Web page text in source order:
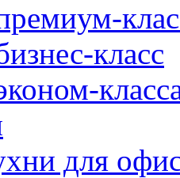
класс
для